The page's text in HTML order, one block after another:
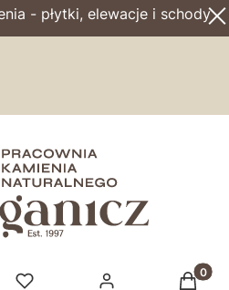
- płytki, elewacje i schody